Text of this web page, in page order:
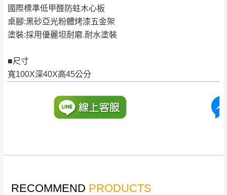
國際標準低甲醛防蛀木心板
桌腳:黑砂亞光粉體烤漆五金架
塗裝:採用優麗坦耐磨.耐水塗裝
■尺寸
寬100X深40X高45公分
NT$500元
＊A108產品另收運費
苗栗
$ 9,000以上：免
NT$500元
＊A108產品另收運費
配送天數：5~14天
台北市、新北市地區固定每周(三)、(日)兩天收送貨
機當天到貨前皆會再與您通知，讓你不用整
天在家等貨，以節省您的寶貴時間。
由於百貨公司配送較為不易，故暫無法配送
發票寄送：
完成出貨15個工作天另行寄出，另外約加上2~7個
工作天內送達，如遇國定假日將順延寄送。
皆由本站負責，所有退回及換貨之商品必須
RECOMMEND PRODUCTS